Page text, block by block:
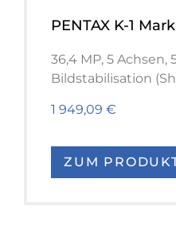
PENTAX K-1
36,4 MP, 5 Achsen,
Bildstabilisation
1 949,09 €
ZUM